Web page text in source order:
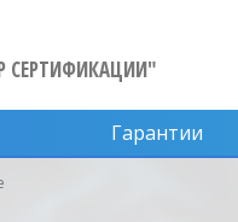
СЕРТИФИКАЦИИ"
Гарантии